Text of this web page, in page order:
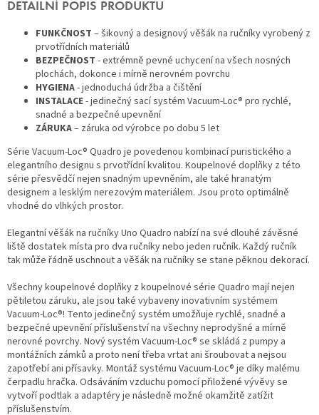
DETAILNÍ POPIS PRODUKTU
FUNKČNOST – šikovný a designový věšák na ručníky vyrobený z
prvotřídních materiálů
BEZPEČNOST - extrémně pevné uchycení na všech nosných
plochách, dokonce i mírně nerovném povrchu
HYGIENA- jednoduchá údržba a čištění
INSTALACE- jedinečný sací systém Vacuum-Loc® pro rychlé,
snadné a bezpečné upevnění
ZÁRUKA– záruka od výrobce po dobu 5 let
Série Vacuum-Loc® Quadro je povedenou kombinací puristického a
elegantního designu s prvotřídní kvalitou. Koupelnové doplňky z této
série přesvědčí nejen snadným upevněním, ale také hranatým
designem a lesklým nerezovým materiálem. Jsou proto optimálně
vhodné do vlhkých prostor.
Elegantní věšák na ručníky Uno Quadro nabízí na své dlouhé závěsné
liště dostatek místa pro dva ručníky nebo jeden ručník. Každý ručník
tak může řádně uschnout a věšák na ručníky se stane pěknou dekorací.
Všechny koupelnové doplňky z koupelnové série Quadro mají nejen
pětiletou záruku, ale jsou také vybaveny inovativním systémem
Vacuum-Loc®! Tento jedinečný systém umožňuje rychlé, snadné a
bezpečné upevnění příslušenství na všechny neprodyšné a mírně
nerovné povrchy. Nový systém Vacuum-Loc® se skládá z pumpy a
montážních zámků a proto není třeba vrtat ani šroubovat a nejsou
zapotřebí ani přísavky. Montáž systému Vacuum-Loc® je díky malému
čerpadlu hračka. Odsáváním vzduchu pomocí přiložené vývěvy se
vytvoří podtlak a adaptéry je následně možné okamžitě zatížit
příslušenstvím.